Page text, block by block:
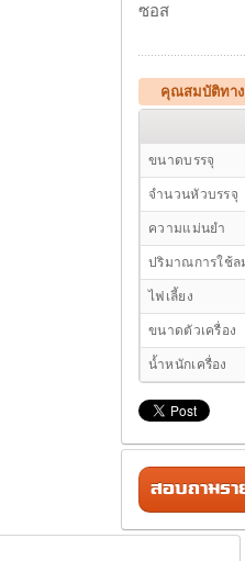
ซอส
คุณสมบัติทา
ขนาดบรรจุ
จำนวนหัวบรรจุ
ความแม่นยำ
ปริมาณการใช้ล
ไฟเลี้ยง
ขนาดตัวเครื่อง
น้ำหนักเครื่อง
สอบถามรา